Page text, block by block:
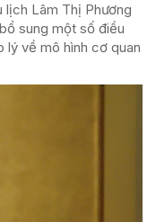
lịch Lâm Thị Phương
sung một số điều
lý về mô hình cơ quan